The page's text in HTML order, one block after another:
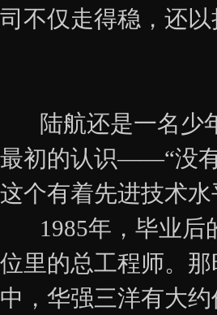
司不仅走得稳，还
陆航还是一名少年
最初的认识——“没有
这个有着先进技术
1985年，毕业后
位里的总工程师。
中，华强三洋有大